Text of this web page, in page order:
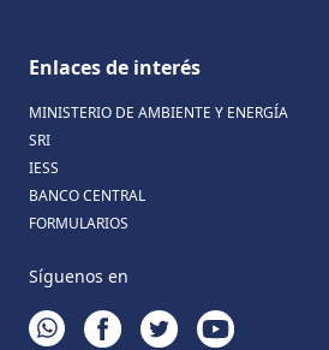
Enlaces de interés
MINISTERIO DE AMBIENTE Y ENERGÍA
SRI
IESS
BANCO CENTRAL
FORMULARIOS
Síguenos en
WHATSAPPFACEBOOKTWITTERYOUTUBE